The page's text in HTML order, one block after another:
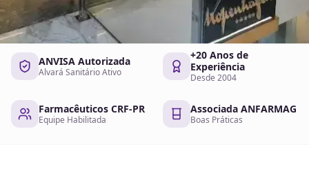
ANVISA Autorizada
Alvará Sanitário Ativo
+20 Anos de
Experiência
Desde 2004
Farmacêuticos CRF-PR
Equipe Habilitada
Associada ANFARMAG
Boas Práticas